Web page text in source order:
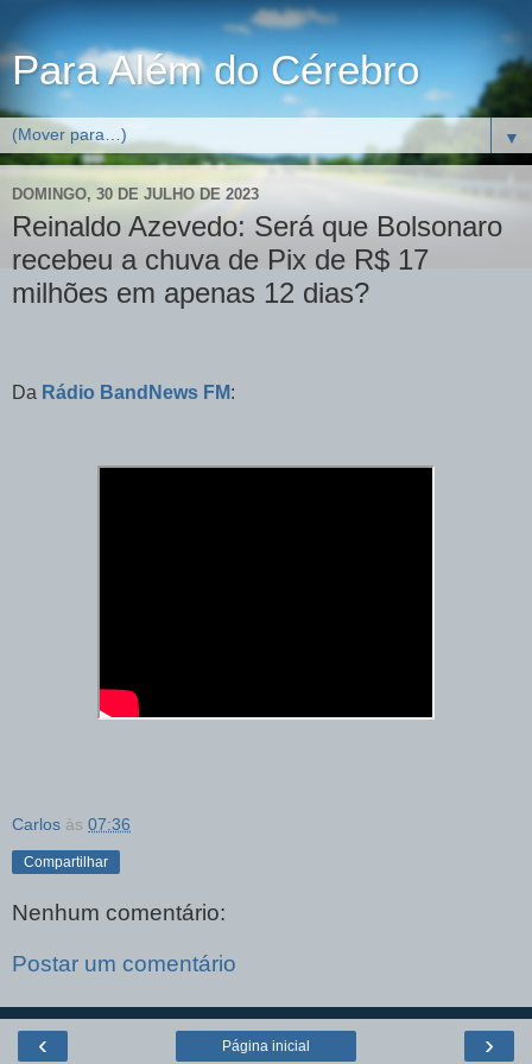
Para Além do Cérebro
▼
DOMINGO, 30 DE JULHO DE 2023
Reinaldo Azevedo: Será que Bolsonaro
recebeu a chuva de Pix de R$ 17
milhões em apenas 12 dias?
Da Rádio BandNews FM:
Carlos às 07:36
Compartilhar
Nenhum comentário:
Postar um comentário
‹ ›
Página inicial